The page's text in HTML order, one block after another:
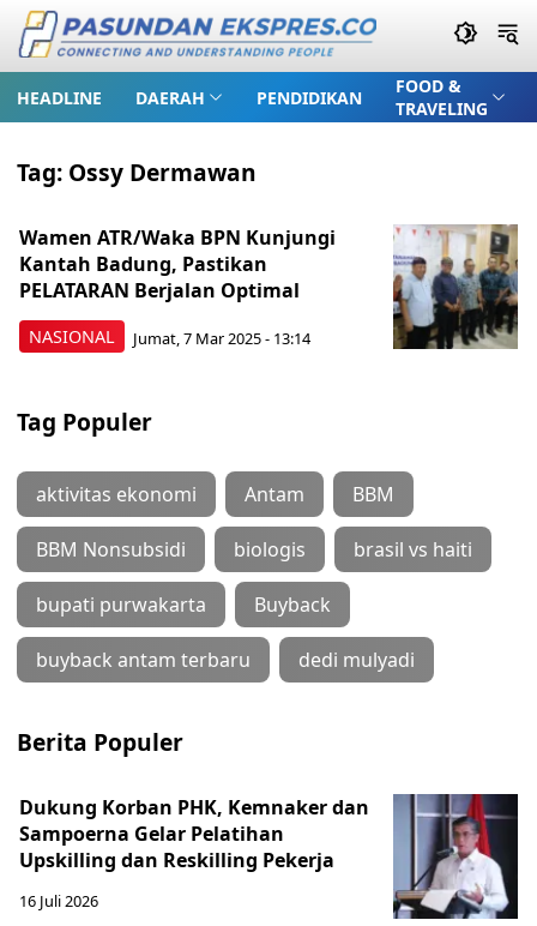
HEADLINE DAERAH PENDIDIKAN
FOOD &
TRAVELING
Tag: Ossy Dermawan
NASIONAL
Wamen ATR/Waka BPN Kunjungi
Kantah Badung, Pastikan
PELATARAN Berjalan Optimal
Jumat, 7 Mar 2025 - 13:14
Tag Populer
aktivitas ekonomi Antam BBM
BBM Nonsubsidi biologis brasil vs haiti
bupati purwakarta Buyback
buyback antam terbaru dedi mulyadi
Berita Populer
Dukung Korban PHK, Kemnaker dan
Sampoerna Gelar Pelatihan
Upskilling dan Reskilling Pekerja
16 Juli 2026